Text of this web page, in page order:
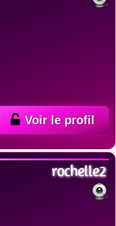
Voir le profil
rochelle2